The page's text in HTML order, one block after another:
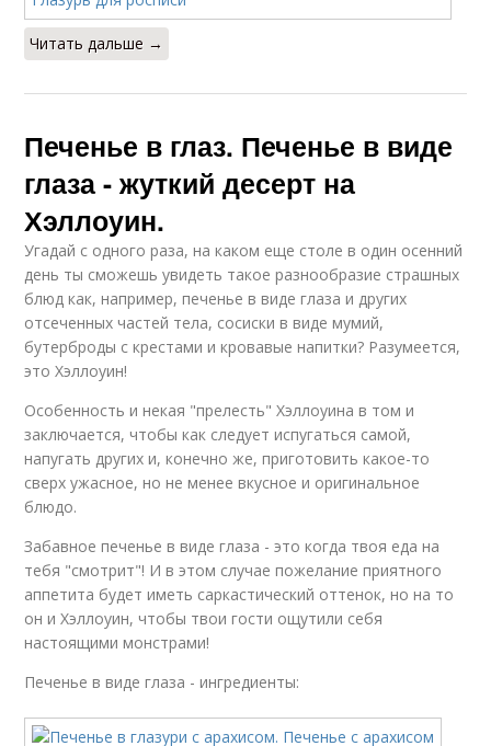
Читать дальше →
Печенье в глаз. Печенье в виде
глаза - жуткий десерт на
Хэллоуин.
Угадай с одного раза, на каком еще столе в один осенний
день ты сможешь увидеть такое разнообразие страшных
блюд как, например, печенье в виде глаза и других
отсеченных частей тела, сосиски в виде мумий,
бутерброды с крестами и кровавые напитки? Разумеется,
это Хэллоуин!
Особенность и некая "прелесть" Хэллоуина в том и
заключается, чтобы как следует испугаться самой,
напугать других и, конечно же, приготовить какое-то
сверх ужасное, но не менее вкусное и оригинальное
блюдо.
Забавное печенье в виде глаза - это когда твоя еда на
тебя "смотрит"! И в этом случае пожелание приятного
аппетита будет иметь саркастический оттенок, но на то
он и Хэллоуин, чтобы твои гости ощутили себя
настоящими монстрами!
Печенье в виде глаза - ингредиенты: